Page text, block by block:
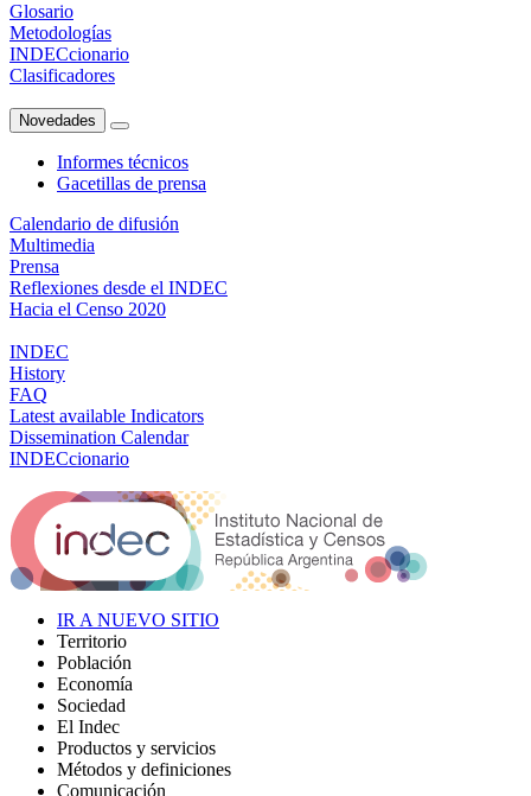
Glosario
Metodologías
INDECcionario
Clasificadores
Novedades
Informes técnicos
Gacetillas de prensa
Calendario de difusión
Multimedia
Prensa
Reflexiones desde el INDEC
Hacia el Censo 2020
INDEC
History
FAQ
Latest available Indicators
Dissemination Calendar
INDECcionario
IR A NUEVO SITIO
Territorio
Población
Economía
Sociedad
El Indec
Productos y servicios
Métodos y definiciones
Comunicación